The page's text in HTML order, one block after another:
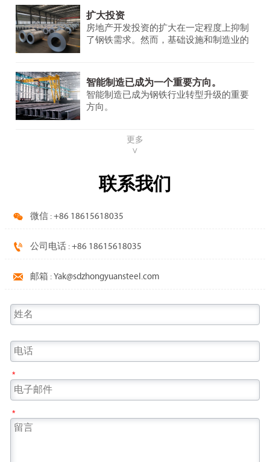
扩大投资
房地产开发投资的扩大在一定程度上抑制
了钢铁需求。然而，基础设施和制造业的
智能制造已成为一个重要方向。
智能制造已成为钢铁行业转型升级的重要
方向。
更多
∨
联系我们
 微信 : +86 18615618035
 公司电话 : +86 18615618035
 邮箱 : Yak@sdzhongyuansteel.com
*
*